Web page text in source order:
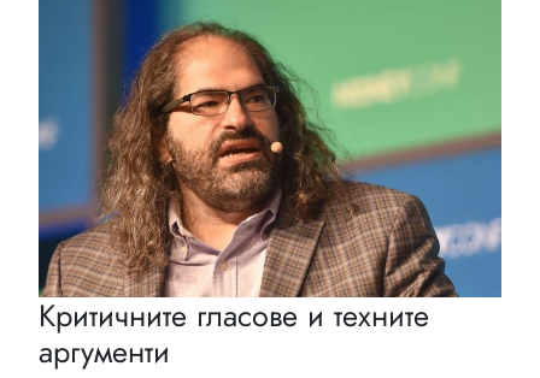
Критичните гласове и техните
аргументи